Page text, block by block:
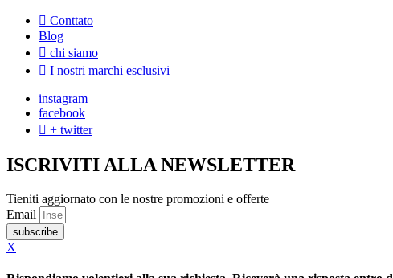
Conttato
Blog
chi siamo
I nostri marchi esclusivi
instagram
facebook
+ twitter
ISCRIVITI ALLA NEWSLETTER
Tieniti aggiornato con le nostre promozioni e offerte
Email
subscribe
X